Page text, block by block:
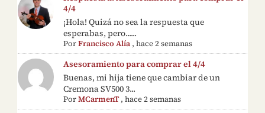
4/4
¡Hola! Quizá no sea la respuesta que
esperabas, pero......
PorFrancisco Alía ,hace 2 semanas
Asesoramiento para comprar el 4/4
Buenas, mi hija tiene que cambiar de un
Cremona SV500 3...
PorMCarmenT,hace 2 semanas